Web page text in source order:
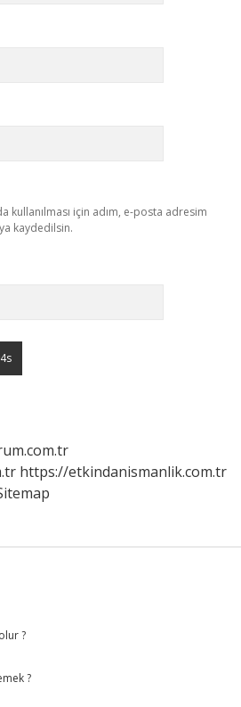
kullanılması için adım, e-posta adresim
kaydedilsin.
https://etkindanismanlik.com.tr
?
?